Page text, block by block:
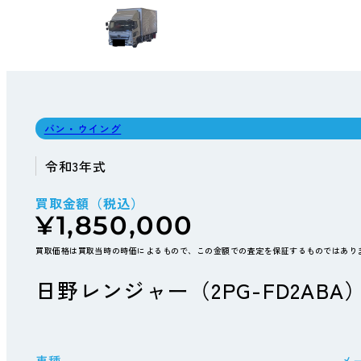
バン・ウイング
令和3年式
買取金額（税込）
¥1,850,000
買取価格は買取当時の時価によるもので、この金額での査定を保証するものではあり
日野レンジャー（2PG-FD2ABA）